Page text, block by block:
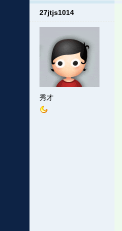
27jtjs1014
秀才